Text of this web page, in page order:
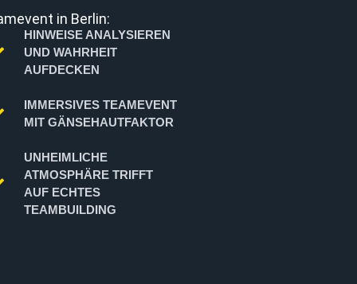
in Berlin:
HINWEISE ANALYSIEREN
UND WAHRHEIT
AUFDECKEN
IMMERSIVES TEAMEVENT
MIT GÄNSEHAUTFAKTOR
UNHEIMLICHE
ATMOSPHÄRE TRIFFT
AUF ECHTES
TEAMBUILDING